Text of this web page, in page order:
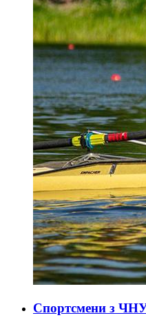
Спортсмени з ЧНУ